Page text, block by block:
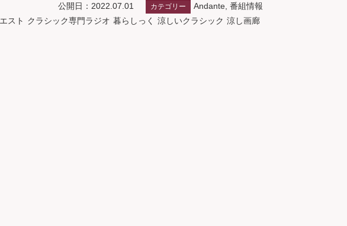
公開日：2022.07.01 カテゴリー Andante 番組情報
スト クラシック専門ラジオ 暮らしっく 涼しいクラシック 涼し画廊